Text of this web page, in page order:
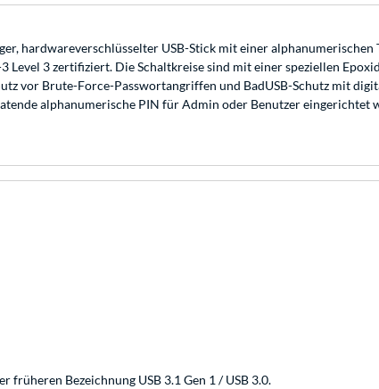
hardwareverschlüsselter USB-Stick mit einer
Level 3 zertifiziert. Die Schaltkreise sind mit einer speziellen
vor Brute-Force-Passwortangriffen und BadUSB-Schutz mit
alphanumerische PIN für Admin oder Benutzer
früheren Bezeichnung USB 3.1 Gen 1 / USB 3.0.